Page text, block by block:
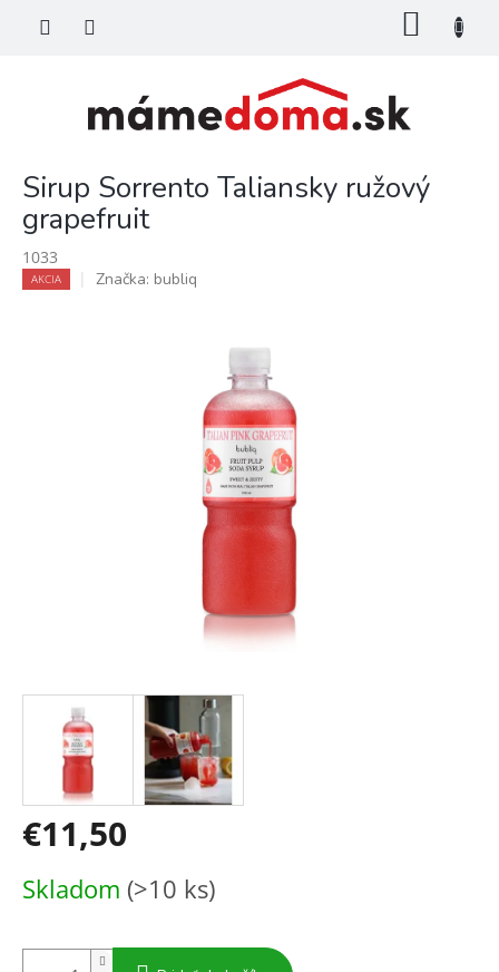
Sirup Sorrento Taliansky ružový
grapefruit
1033
AKCIA Značka: bubliq
€11,50
cena:
Skladom (>10 ks)